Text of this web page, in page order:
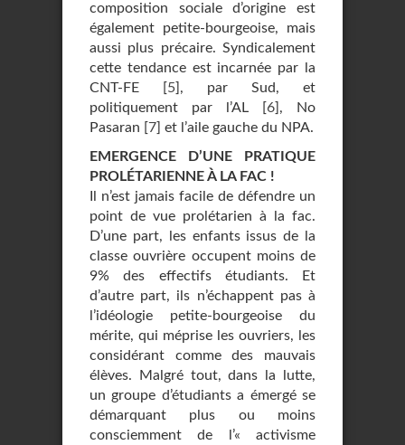
composition sociale d’origine est
également petite-bourgeoise, mais
aussi plus précaire. Syndicalement
cette tendance est incarnée par la
CNT-FE [5] , par Sud, et
politiquement par l’AL [6] , No
Pasaran [7] et l’aile gauche du NPA.
EMERGENCE D’UNE PRATIQUE
PROLÉTARIENNE À LA FAC !
Il n’est jamais facile de défendre un
point de vue prolétarien à la fac.
D’une part, les enfants issus de la
classe ouvrière occupent moins de
9% des effectifs étudiants. Et
d’autre part, ils n’échappent pas à
l’idéologie petite-bourgeoise du
mérite, qui méprise les ouvriers, les
considérant comme des mauvais
élèves. Malgré tout, dans la lutte,
un groupe d’étudiants a émergé se
démarquant plus ou moins
consciemment de l’« activisme